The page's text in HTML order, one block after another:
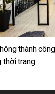
sau trong